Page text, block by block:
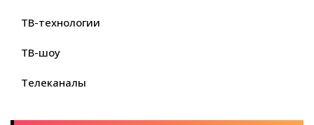
ТВ-технологии
ТВ-шоу
Телеканалы